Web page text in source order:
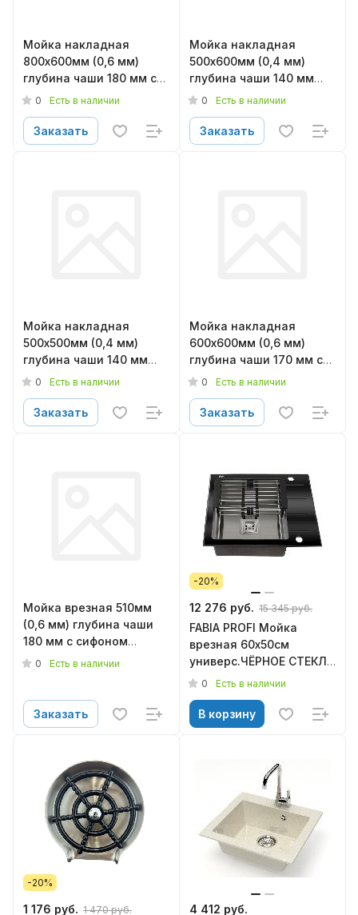
Мойка накладная
800х600мм (0,6 мм)
глубина чаши 180 мм с
сифоном глянцевая
0 Есть в наличии
Заказать
Мойка накладная
500х600мм (0,4 мм)
глубина чаши 140 мм
без сифона матовая
0 Есть в наличии
Заказать
Мойка накладная
500х500мм (0,4 мм)
глубина чаши 140 мм
без сифона матовая
0 Есть в наличии
Заказать
Мойка накладная
600х600мм (0,6 мм)
глубина чаши 170 мм с
сифоном глянцевая
0 Есть в наличии
Заказать
Мойка врезная 510мм
(0,6 мм) глубина чаши
180 мм с сифоном
матовая LEDEME L75151-
0 Есть в наличии
Заказать
-20%
12 276 руб. 15 345 руб.
FABIA PROFI Мойка
врезная 60х50см
универс.ЧЁРНОЕ СТЕКЛО
(8мм) и нержавеющая
9502*
0 Есть в наличии
В корзину
-20%
1 176 руб. 1 470 руб. 4 412 руб.